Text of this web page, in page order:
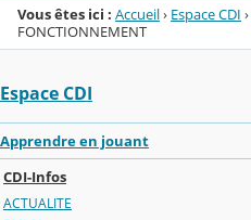
Vous êtes ici : Accueil› Espace CDI ›
FONCTIONNEMENT
Espace CDI
Apprendre en jouant
CDI-Infos
ACTUALITE